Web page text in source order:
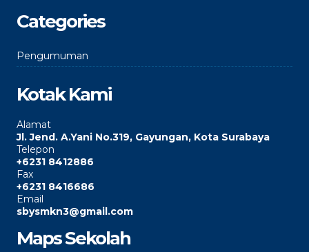
Categories
Pengumuman
Kotak Kami
Alamat
Jl. Jend. A.Yani No.319, Gayungan, Kota Surabaya
Telepon
+6231 8412886
Fax
+6231 8416686
Email
sbysmkn3@gmail.com
Maps Sekolah